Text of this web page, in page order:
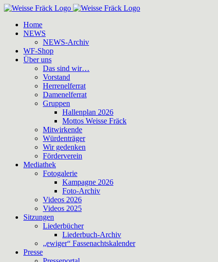
Zum
springenHome
NEWS
NEWS-Archiv
WF-Shop
Über uns
Das sind wir…
Vorstand
Herrenelferrat
Damenelferrat
Gruppen
Hallenplan 2026
Mottos Weisse Fräck
Mitwirkende
Würdenträger
Wir gedenken
Förderverein
Mediathek
Fotogalerie
Kampagne 2026
Foto-Archiv
Videos 2026
Videos 2025
Sitzungen
Liederbücher
Liederbuch-Archiv
„ewiger“ Fassenachtskalender
Presse